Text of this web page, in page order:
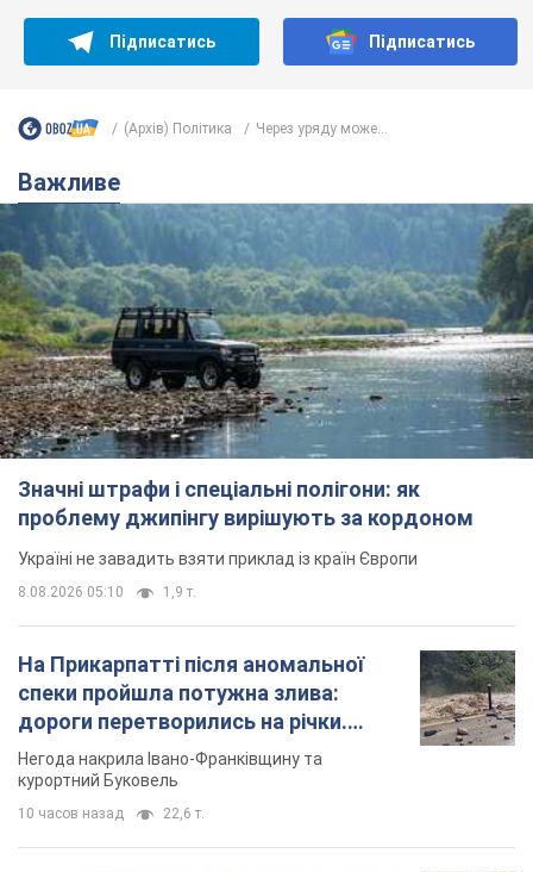
Підписатись Підписатись
(Архів) Політика Через уряду може...
Важливе
Значні штрафи і спеціальні полігони: як
проблему джипінгу вирішують за кордоном
Україні не завадить взяти приклад із країн Європи
8.08.2026 05:10 1,9 т.
На Прикарпатті після аномальної
спеки пройшла потужна злива:
дороги перетворились на річки.
Відео
Негода накрила Івано-Франківщину та
курортний Буковель
10 часов назад 22,6 т.